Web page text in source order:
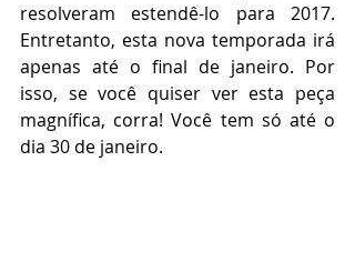
resolveram estendê-lo para 2017.
Entretanto, esta nova temporada irá
apenas até o final de janeiro. Por
isso, se você quiser ver esta peça
magnífica, corra! Você tem só até o
dia 30 de janeiro.